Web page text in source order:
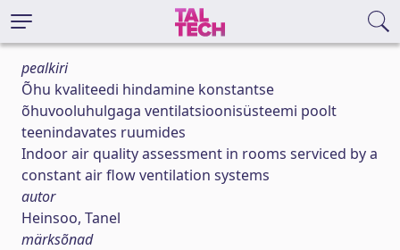
pealkiri
Õhu kvaliteedi hindamine konstantse
õhuvooluhulgaga ventilatsioonisüsteemi poolt
teenindavates ruumides
Indoor air quality assessment in rooms serviced by a
constant air flow ventilation systems
autor
Heinsoo, Tanel
märksõnad